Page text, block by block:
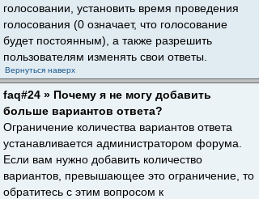
голосовании, установить время проведения
голосования (0 означает, что голосование
будет постоянным), а также разрешить
пользователям изменять свои ответы.
Вернуться наверх
faq#24 » Почему я не могу добавить
больше вариантов ответа?
Ограничение количества вариантов ответа
устанавливается администратором форума.
Если вам нужно добавить количество
вариантов, превышающее это ограничение, то
обратитесь с этим вопросом к